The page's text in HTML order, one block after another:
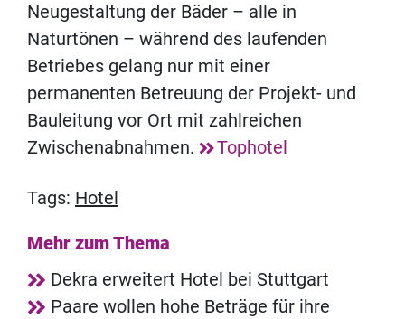
Neugestaltung der Bäder – alle in
Naturtönen – während des laufenden
Betriebes gelang nur mit einer
permanenten Betreuung der Projekt- und
Bauleitung vor Ort mit zahlreichen
Zwischenabnahmen.
Tophotel
Tags: Hotel
Mehr zum Thema
Dekra erweitert Hotel bei Stuttgart
Paare wollen hohe Beträge für ihre